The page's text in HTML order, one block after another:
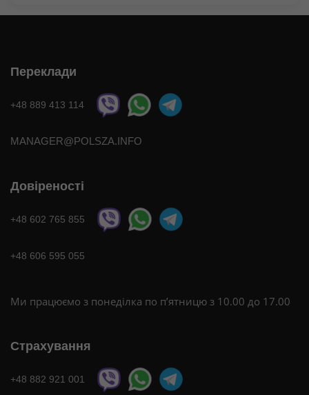
Переклади
+48 889 413 114
MANAGER@POLSZA.INFO
Довіреності
+48 602 765 855
+48 606 595 055
Ми працюємо з понеділка по п’ятницю з 10.00 до 17.00
Страхування
+48 882 921 001